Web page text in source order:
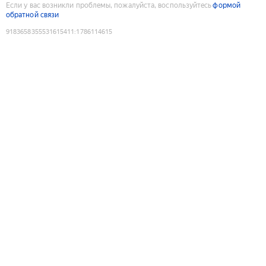
Если у вас возникли проблемы, пожалуйста, воспользуйтесьформой
обратной связи
9183658355531615411 :1786114615